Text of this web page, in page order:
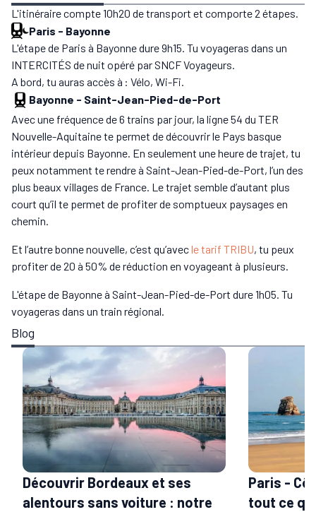
L'itinéraire compte 10h20 de transport et comporte 2 étapes.
Paris - Bayonne
L'étape de Paris à Bayonne dure 9h15. Tu voyageras dans un
INTERCITÉS de nuit opéré par SNCF Voyageurs.
A bord, tu auras accès à : Vélo, Wi-Fi.
Bayonne - Saint-Jean-Pied-de-Port
Avec une fréquence de 6 trains par jour, la ligne 54 du TER
Nouvelle-Aquitaine te permet de découvrir le Pays basque
intérieur depuis Bayonne. En seulement une heure de trajet, tu
peux notamment te rendre à Saint-Jean-Pied-de-Port, l’un des
plus beaux villages de France. Le trajet semble d’autant plus
court qu’il te permet de profiter de somptueux paysages en
chemin.
Et l’autre bonne nouvelle, c’est qu’avecle tarif TRIBU, tu peux
profiter de 20 à 50% de réduction en voyageant à plusieurs.
L'étape de Bayonne à Saint-Jean-Pied-de-Port dure 1h05. Tu
voyageras dans un train régional.
Blog
Découvrir Bordeaux et ses
alentours sans voiture : notre
Paris -
tout ce